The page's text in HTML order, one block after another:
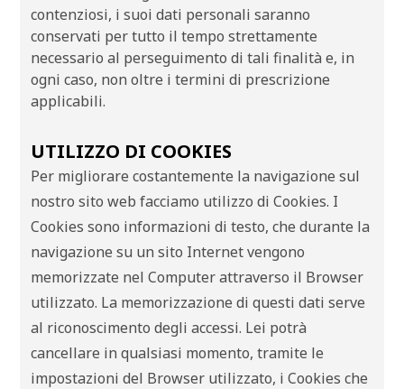
contenziosi, i suoi dati personali saranno
conservati per tutto il tempo strettamente
necessario al perseguimento di tali finalità e, in
ogni caso, non oltre i termini di prescrizione
applicabili.
UTILIZZO DI COOKIES
Per migliorare costantemente la navigazione sul
nostro sito web facciamo utilizzo di Cookies. I
Cookies sono informazioni di testo, che durante la
navigazione su un sito Internet vengono
memorizzate nel Computer attraverso il Browser
utilizzato. La memorizzazione di questi dati serve
al riconoscimento degli accessi. Lei potrà
cancellare in qualsiasi momento, tramite le
impostazioni del Browser utilizzato, i Cookies che